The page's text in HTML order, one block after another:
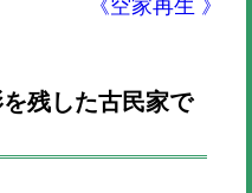
《空家再生 》
残した古民家で